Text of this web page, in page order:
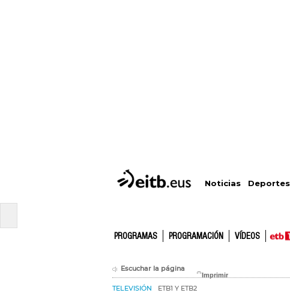
Noticias Deportes
PROGRAMAS PROGRAMACIÓN VÍDEOS
Escuchar la página
TELEVISIÓN ETB1 Y ETB2